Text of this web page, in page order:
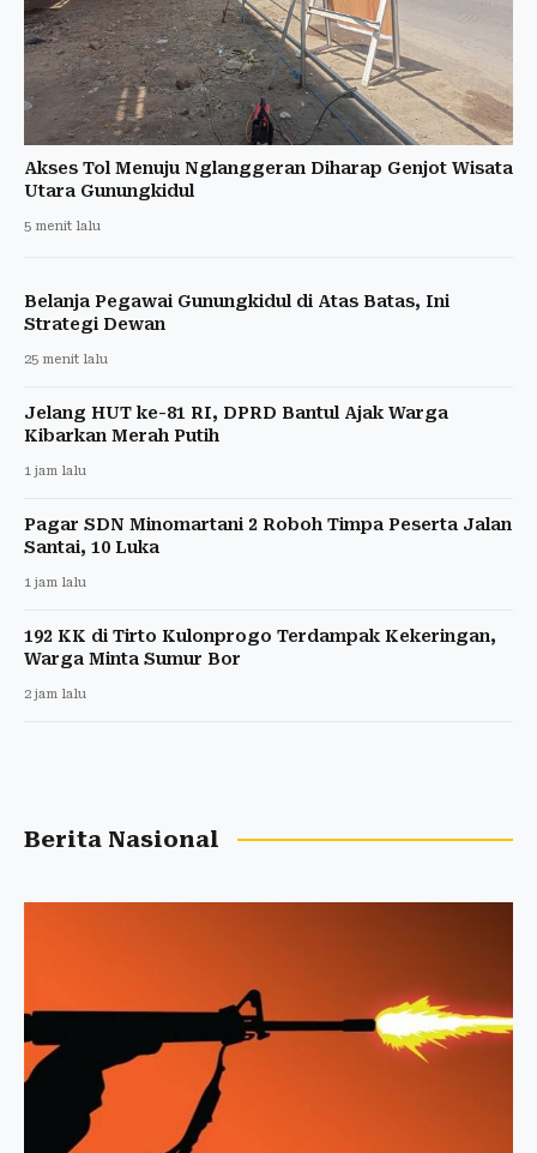
Akses Tol Menuju Nglanggeran Diharap Genjot Wisata
Utara Gunungkidul
5 menit lalu
Belanja Pegawai Gunungkidul di Atas Batas, Ini
Strategi Dewan
25 menit lalu
Jelang HUT ke-81 RI, DPRD Bantul Ajak Warga
Kibarkan Merah Putih
1 jam lalu
Pagar SDN Minomartani 2 Roboh Timpa Peserta Jalan
Santai, 10 Luka
1 jam lalu
192 KK di Tirto Kulonprogo Terdampak Kekeringan,
Warga Minta Sumur Bor
2 jam lalu
Berita Nasional